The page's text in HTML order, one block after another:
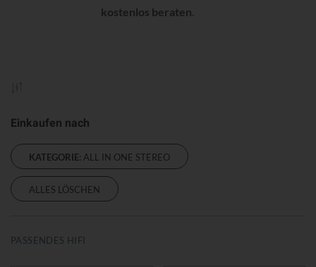
kostenlos beraten.
Einkaufen nach
KATEGORIE: ALL IN ONE STEREO
ALLES LÖSCHEN
PASSENDES HIFI